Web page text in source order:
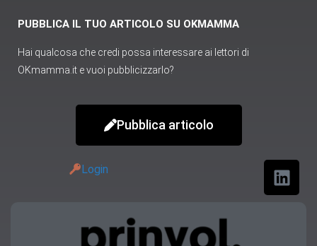
PUBBLICA IL TUO ARTICOLO SU OKMAMMA
Hai qualcosa che credi possa interessare ai lettori di
OKmamma.it e vuoi pubblicizzarlo?
Pubblica articolo
Login